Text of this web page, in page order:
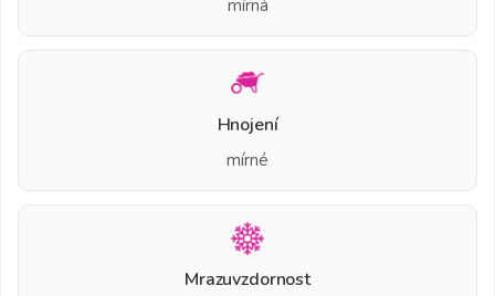
mírná
Hnojení
mírné
Mrazuvzdornost